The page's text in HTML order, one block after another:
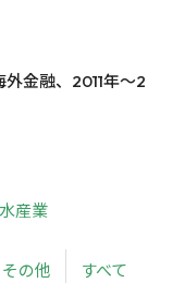
金融、2011年～2
水産業
その他 すべて